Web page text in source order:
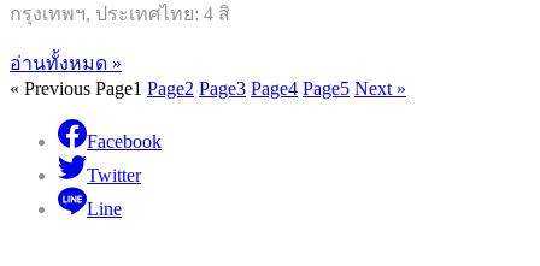
กรุงเทพฯ, ประเทศไทย: 4 สิ
อ่านทั้งหมด »
« Previous Page1 Page2 Page3 Page4 Page5 Next »
Facebook
Twitter
Line